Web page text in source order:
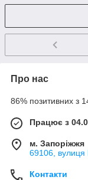
Про нас
86% позитивних з 14
Працює з
м. Запоріжжя
69106, вулиця
Контакти